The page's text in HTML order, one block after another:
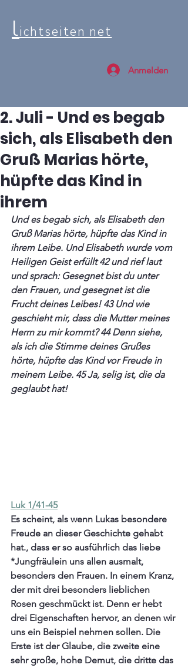
lichtseiten net
Anmelden
2. Juli - Und es begab
sich, als Elisabeth den
Gruß Marias hörte,
hüpfte das Kind in
ihrem
Und es begab sich, als Elisabeth den
Gruß Marias hörte, hüpfte das Kind in
ihrem Leibe. Und Elisabeth wurde vom
Heiligen Geist erfüllt 42 und rief laut
und sprach: Gesegnet bist du unter
den Frauen, und gesegnet ist die
Frucht deines Leibes! 43 Und wie
geschieht mir, dass die Mutter meines
Herrn zu mir kommt? 44 Denn siehe,
als ich die Stimme deines Grußes
hörte, hüpfte das Kind vor Freude in
meinem Leibe. 45 Ja, selig ist, die da
geglaubt hat!
Luk 1/41-45
Es scheint, als wenn Lukas besondere
Freude an dieser Geschichte gehabt
hat., dass er so ausführlich das liebe
*Jungfräulein uns allen ausmalt,
besonders den Frauen. In einem Kranz,
der mit drei besonders lieblichen
Rosen geschmückt ist. Denn er hebt
drei Eigenschaften hervor, an denen wir
uns ein Beispiel nehmen sollen. Die
Erste ist der Glaube, die zweite eine
sehr große, hohe Demut, die dritte das